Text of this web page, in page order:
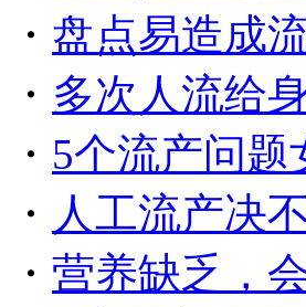
・ 盘点易造成
・ 多次人流给
・ 5个流产问题
・ 人工流产决
・ 营养缺乏，